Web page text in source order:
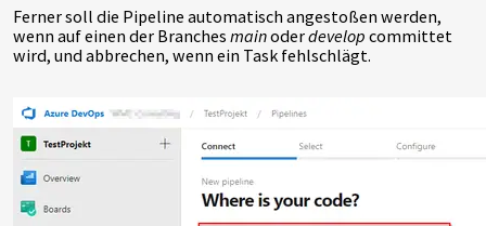
Ferner soll die Pipeline automatisch angestoßen werden,
wenn auf einen der Branches mainoderdevelop committet
wird, und abbrechen, wenn ein Task fehlschlägt.